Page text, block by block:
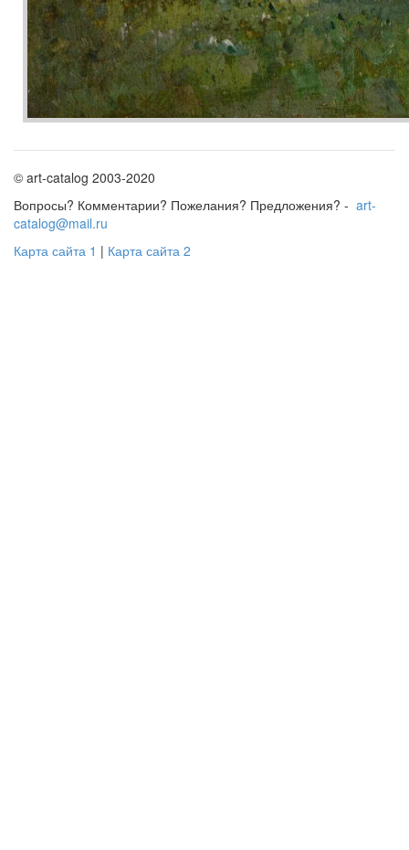
© art-catalog 2003-2020
Вопросы? Комментарии? Пожелания? Предложения? - art-
catalog@mail.ru
Карта сайта 1 | Карта сайта 2